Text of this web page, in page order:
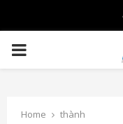
PRIMARY
Home thành